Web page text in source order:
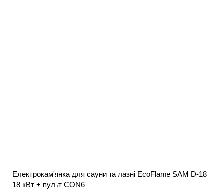
Електрокам'янка для сауни та лазні EcoFlame SAM D-18
18 кВт + пульт CON6